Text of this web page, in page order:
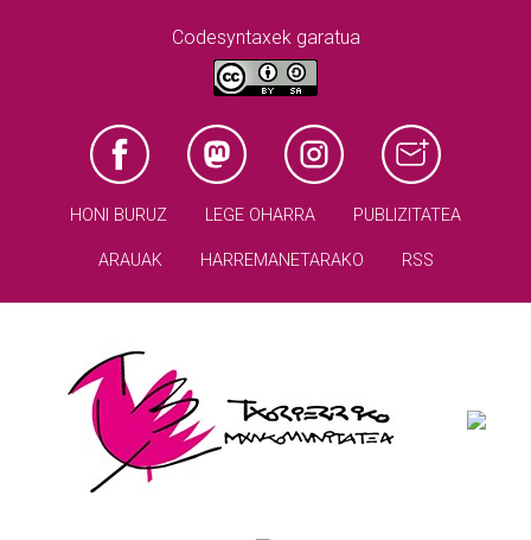
Codesyntaxek garatua
HONI BURUZ LEGE OHARRA PUBLIZITATEA
ARAUAK HARREMANETARAKO RSS